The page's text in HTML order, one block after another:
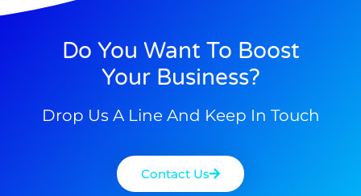
Do You Want To Boost
Your Business?
Drop Us A Line And Keep In Touch
Contact Us